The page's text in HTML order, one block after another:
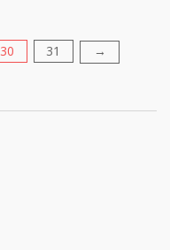
30 31 →